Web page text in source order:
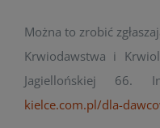
Można to zrobić
Krwiodawstwa i
Jagiellońskiej 66.
kielce.com.pl/dla-